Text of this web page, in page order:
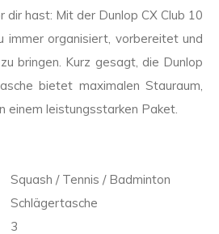
dir hast: Mit der Dunlop CX Club 10
immer organisiert, vorbereitet und
bringen. Kurz gesagt, die Dunlop
bietet maximalen Stauraum,
einem leistungsstarken Paket.
Squash / Tennis / Badminton
Schlägertasche
3